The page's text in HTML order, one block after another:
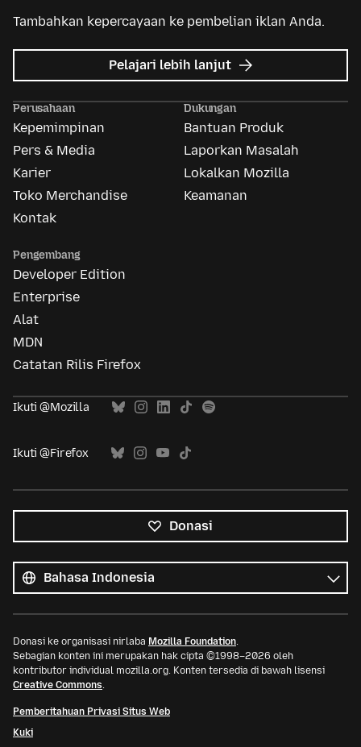
Tambahkan kepercayaan ke pembelian iklan Anda.
Pelajari lebih lanjut mengenai
Mozilla
Perusahaan
Kepemimpinan
Pers & Media
Karier
Toko Merchandise
Kontak
Dukungan
Bantuan Produk
Laporkan Masalah
Lokalkan Mozilla
Keamanan
Pengembang
Developer Edition
Enterprise
Alat
MDN
Catatan Rilis Firefox
Ikuti @Mozilla
Ikuti @Firefox
Donasi
bahasa
Bahasa
Donasi ke organisasi nirlaba Mozilla Foundation.
Sebagian konten ini merupakan hak cipta ©1998–2026 oleh
kontributor individual mozilla.org. Konten tersedia di bawah lisensi
Creative Commons.
Pemberitahuan Privasi Situs Web
Kuki